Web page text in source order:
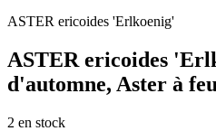
ASTER ericoides 'Erlkoenig'
ASTER ericoides
d'automne, Aster à
2 en stock